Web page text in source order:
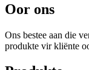
Oor ons
Ons bestee aan die
produkte vir kliënte